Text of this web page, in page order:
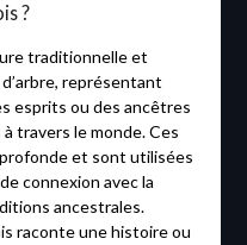
?
traditionnelle et
représentant
esprits ou des ancêtres
travers le monde. Ces
et sont utilisées
connexion avec la
ancestrales.
raconte une histoire ou